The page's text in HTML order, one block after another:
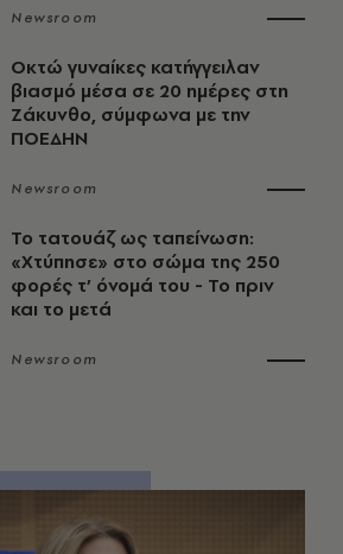
Newsroom
Οκτώ γυναίκες κατήγγειλαν
βιασμό μέσα σε 20 ημέρες στη
Ζάκυνθο, σύμφωνα με την
ΠΟΕΔΗΝ
Newsroom
Το τατουάζ ως ταπείνωση:
«Χτύπησε» στο σώμα της 250
φορές τ’ όνομά του - Το πριν
και το μετά
Newsroom